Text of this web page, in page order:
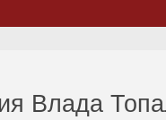
Влада